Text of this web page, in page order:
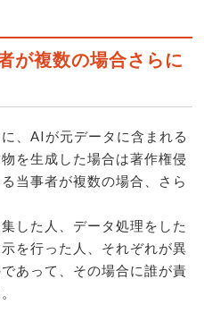
複数の場合さらに
、AIが元データに含まれる
を生成した場合は著作権侵
当事者が複数の場合、さら
した人、データ処理をした
を行った人、それぞれが異
あって、その場合に誰が責